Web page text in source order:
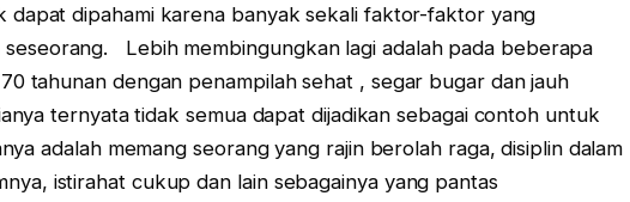
dapat dipahami karena banyak sekali faktor-faktor yang
seseorang. Lebih membingungkan lagi adalah pada beberapa
tahunan dengan penampilah sehat , segar bugar dan jauh
ternyata tidak semua dapat dijadikan sebagai contoh untuk
adalah memang seorang yang rajin berolah raga, disiplin dalam
istirahat cukup dan lain sebagainya yang pantas